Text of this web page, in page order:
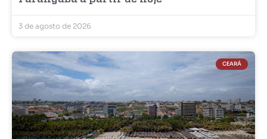
3 de agosto de 2026
CEARÁ